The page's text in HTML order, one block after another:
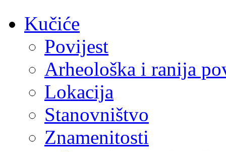
Kučiće
Povijest
Arheološka i ranija
Lokacija
Stanovništvo
Znamenitosti